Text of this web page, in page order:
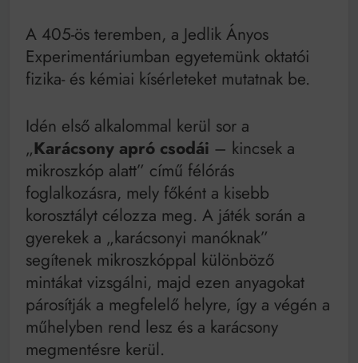
A 405-ös teremben, a Jedlik Ányos
Experimentáriumban egyetemünk oktatói
fizika- és kémiai kísérleteket mutatnak be.
Idén első alkalommal kerül sor a
„Karácsony apró csodái – kincsek a
mikroszkóp alatt” című félórás
foglalkozásra, mely főként a kisebb
korosztályt célozza meg. A játék során a
gyerekek a „karácsonyi manóknak”
segítenek mikroszkóppal különböző
mintákat vizsgálni, majd ezen anyagokat
párosítják a megfelelő helyre, így a végén a
műhelyben rend lesz és a karácsony
megmentésre kerül.